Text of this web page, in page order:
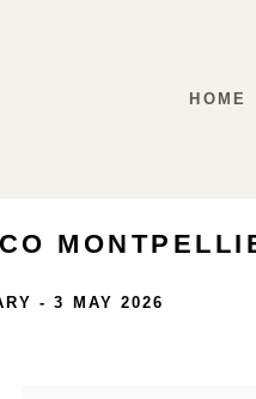
HOME
- 3 MAY 2026